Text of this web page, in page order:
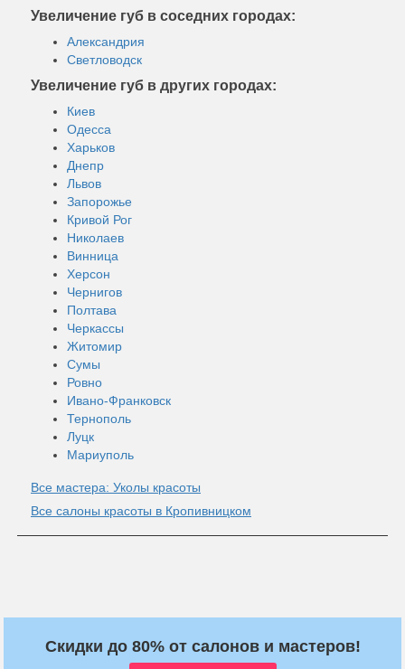
Увеличение губ в соседних городах:
Александрия
Светловодск
Увеличение губ в других городах:
Киев
Одесса
Харьков
Днепр
Львов
Запорожье
Кривой Рог
Николаев
Винница
Херсон
Чернигов
Полтава
Черкассы
Житомир
Сумы
Ровно
Ивано-Франковск
Тернополь
Луцк
Мариуполь
Все мастера: Уколы красоты
Все салоны красоты в Кропивницком
Скидки до 80% от салонов и мастеров!